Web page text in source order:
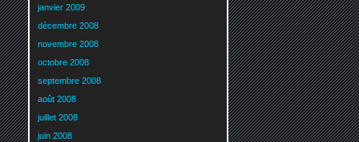
janvier 2009
décembre 2008
novembre 2008
octobre 2008
septembre 2008
août 2008
juillet 2008
juin 2008